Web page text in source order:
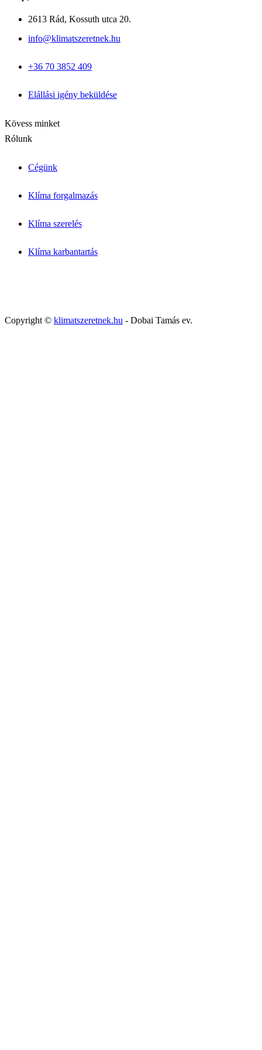
Fujitsu Waterstage
Csendes hálószoba klíma
Blog cikkek
2613 Rád, Kossuth utca 20.
info@klimatszeretnek.hu
+36 70 3852 409
Elállási igény beküldése
Kövess minket
Rólunk
Cégünk
Klíma forgalmazás
Klíma szerelés
Klíma karbantartás
Copyright © klimatszeretnek.hu - Dobai Tamás ev.